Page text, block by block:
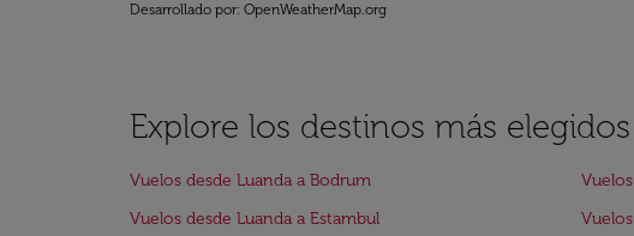
Desarrollado por: OpenWeatherMap.org
Explore los destinos más
Vuelos desde Luanda a Bodrum
Vuelos desde Luanda a Estambul